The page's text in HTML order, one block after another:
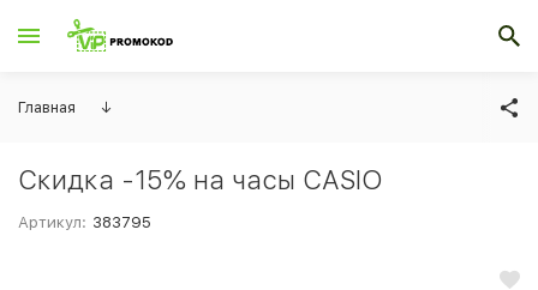
Главная ↓
Скидка -15% на часы CASIO
Артикул: 383795